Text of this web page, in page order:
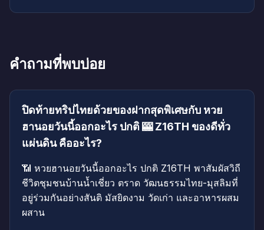
คำถามที่พบบ่อย
ปิดท้ายทริปไทยด้วยของฝากสุดพิเศษกับ หวย
ฮานอยวันนี้ออกอะไร ปกติ 🎰 Z16TH ของดีทั่ว
แผ่นดิน คืออะไร?
📶 หวยฮานอยวันนี้ออกอะไร ปกติ Z16TH พาสัมผัสวิถี
ชีวิตชุมชนบ้านน้ำเชี่ยว ตราด วัฒนธรรมไทย-มุสลิมที่
อยู่ร่วมกันอย่างสันติ มัสยิดงาม วัดเก่า และอาหารผสม
ผสาน